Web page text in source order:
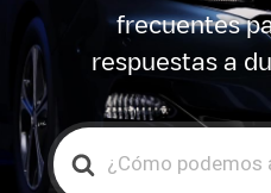
frecuentes
respuestas a
Search
For